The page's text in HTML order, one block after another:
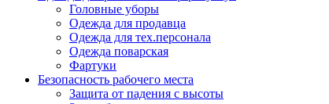
Головные уборы
Одежда для продавца
Одежда для тех.персонала
Одежда поварская
Фартуки
Безопасность рабочего места
Защита от падения с высоты